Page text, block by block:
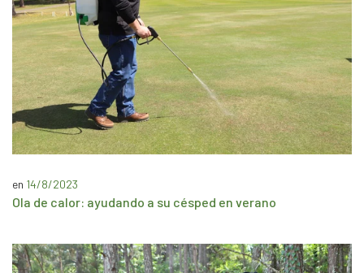
en 14/8/2023
Ola de calor: ayudando a su césped en verano